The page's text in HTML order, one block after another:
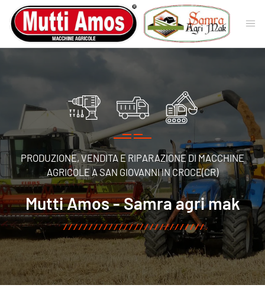
PRODUZIONE, VENDITA E RIPARAZIONE DI MACCHINE
AGRICOLE A SAN GIOVANNI IN CROCE(CR)
Mutti Amos - Samra agri mak
Commercio
qualità